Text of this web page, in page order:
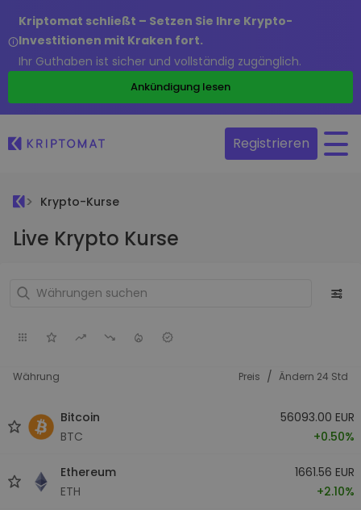
Kriptomat schließt – Setzen Sie Ihre Krypto-
Investitionen mit Kraken fort.
Ihr Guthaben ist sicher und vollständig zugänglich.
Ankündigung lesen
Registrieren
Krypto-Kurse
Live Krypto Kurse
Währung Preis / Ändern 24 Std
Bitcoin
BTC
56093.00 EUR
+0.50%
Ethereum
ETH
1661.56 EUR
+2.10%